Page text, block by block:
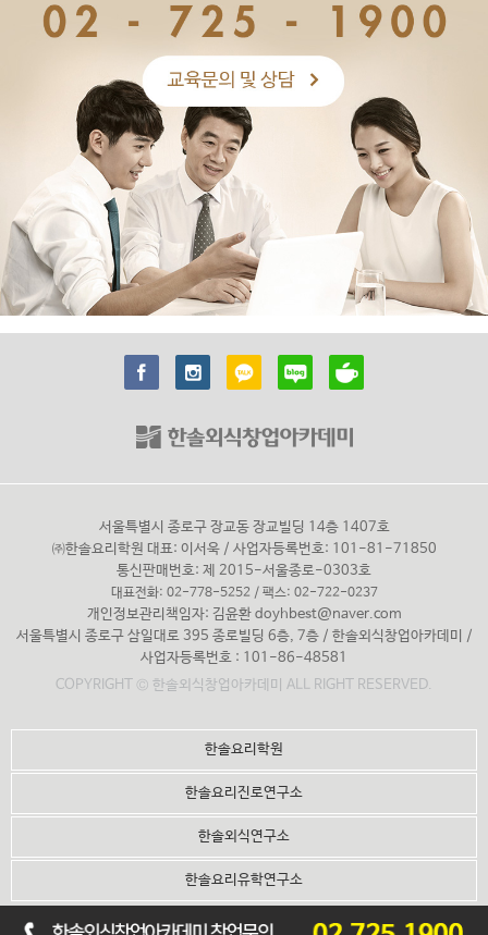
서울특별시 종로구 장교동 장교빌딩 14층 1407호
㈜한솔요리학원 대표: 이서욱 / 사업자등록번호: 101-81-71850
통신판매번호: 제 2015-서울종로-0303호
대표전화: 02-778-5252 / 팩스: 02-722-0237
개인정보관리책임자: 김윤환 doyhbest@naver.com
서울특별시 종로구 삼일대로 395 종로빌딩 6층, 7층 / 한솔외식창업아카데미 /
사업자등록번호 : 101-86-48581
COPYRIGHT © 한솔외식창업아카데미 ALL RIGHT RESERVED.
한솔요리학원
한솔요리진로연구소
한솔외식연구소
한솔요리유학연구소